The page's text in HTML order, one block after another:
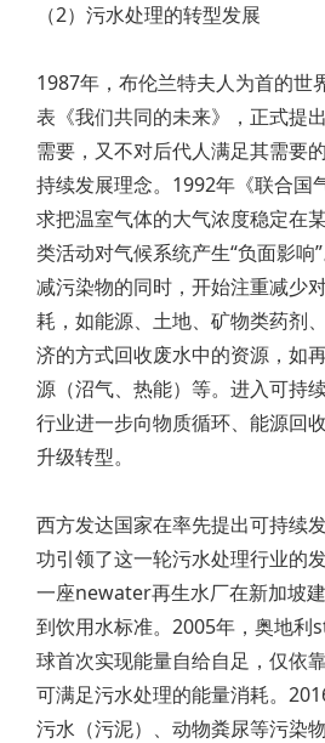
（2）污水处理的转型发展
1987年，布伦兰特夫人为首的世
表《我们共同的未来》，正式提
需要，又不对后代人满足其需要
持续发展理念。1992年《联合国
求把温室气体的大气浓度稳定在
类活动对气候系统产生“负面影响
减污染物的同时，开始注重减少
耗，如能源、土地、矿物类药剂
济的方式回收废水中的资源，如
源（沼气、热能）等。进入可持
行业进一步向物质循环、能源回
升级转型。
西方发达国家在率先提出可持续
功引领了这一轮污水处理行业的
一座newater再生水厂在新加坡
到饮用水标准。2005年，奥地利
球首次实现能量自给自足，仅依
可满足污水处理的能量消耗。
污水（污泥）、动物粪尿等污染